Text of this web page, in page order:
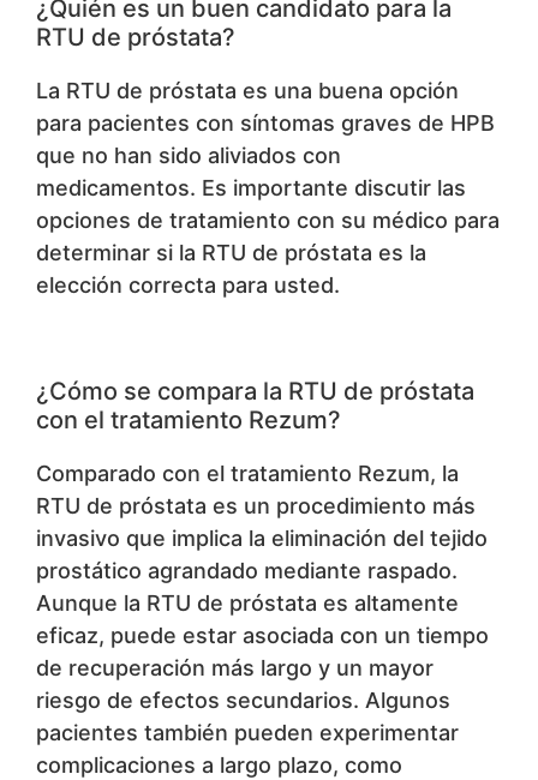
¿Quién es un buen candidato para la
RTU de próstata?
La RTU de próstata es una buena opción
para pacientes con síntomas graves de HPB
que no han sido aliviados con
medicamentos. Es importante discutir las
opciones de tratamiento con su médico para
determinar si la RTU de próstata es la
elección correcta para usted.
¿Cómo se compara la RTU de próstata
con el tratamiento Rezum?
Comparado con el tratamiento Rezum, la
RTU de próstata es un procedimiento más
invasivo que implica la eliminación del tejido
prostático agrandado mediante raspado.
Aunque la RTU de próstata es altamente
eficaz, puede estar asociada con un tiempo
de recuperación más largo y un mayor
riesgo de efectos secundarios. Algunos
pacientes también pueden experimentar
complicaciones a largo plazo, como